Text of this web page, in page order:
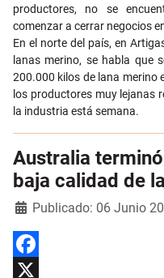
productores, no se
comenzar a cerrar negocios
En el norte del país, en
lanas merino, se habla que
200.000 kilos de lana merino
los productores muy lejanas
la industria está semana.
Australia
baja calidad de
DetallesPublicado: 06 Junio
Facebook